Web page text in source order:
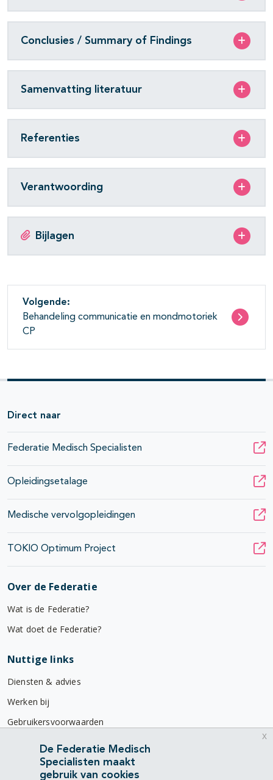
Conclusies / Summary of Findings
Samenvatting literatuur
Referenties
Verantwoording
Bijlagen
Volgende:
Behandeling communicatie en mondmotoriek
CP
Direct naar
Federatie Medisch Specialisten
Opleidingsetalage
Medische vervolgopleidingen
TOKIO Optimum Project
Over de Federatie
Wat is de Federatie?
Wat doet de Federatie?
Nuttige links
Diensten & advies
Werken bij
Gebruikersvoorwaarden
Privacyverklaring
Contact
De Federatie Medisch
Specialisten maakt
gebruik van cookies
x